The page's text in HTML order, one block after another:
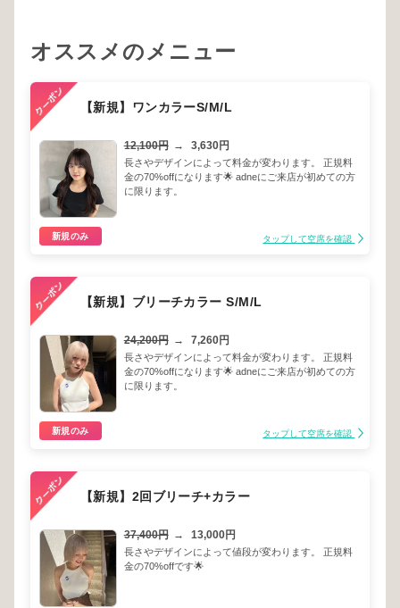
オススメのメニュー
【新規】ワンカラーS/M/L
12,100円 → 3,630円
長さやデザインによって料金が変わります。 正規料
金の70%offになります🌟 adneにご来店が初めての方
に限ります。
新規のみ タップして空席を確認
【新規】ブリーチカラー S/M/L
24,200円 → 7,260円
長さやデザインによって料金が変わります。 正規料
金の70%offになります🌟 adneにご来店が初めての方
に限ります。
新規のみ タップして空席を確認
【新規】2回ブリーチ+カラー
37,400円 → 13,000円
長さやデザインによって値段が変わります。 正規料
金の70%offです🌟